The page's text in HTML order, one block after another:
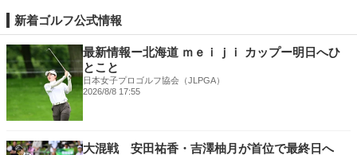
新着ゴルフ公式情報
最新情報ー北海道 ｍｅｉｊｉ カップー明日へひ
とこと
日本女子プロゴルフ協会（JLPGA）
2026/8/8 17:55
大混戦 安田祐香・吉澤柚月が首位で最終日へ